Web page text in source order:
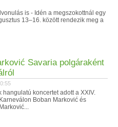
is - Idén a megszokottnál egy
13–16. között rendezik meg a
Savaria polgáraként
hangulatú koncertet adott a XXIV.
Boban Marković és